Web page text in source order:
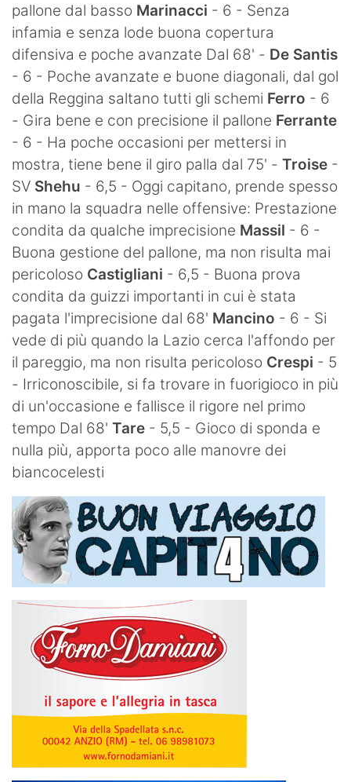
pallone dal basso Marinacci - 6 - Senza
infamia e senza lode buona copertura
difensiva e poche avanzate Dal 68' - De Santis
- 6 - Poche avanzate e buone diagonali, dal gol
della Reggina saltano tutti gli schemi Ferro - 6
- Gira bene e con precisione il pallone Ferrante
- 6 - Ha poche occasioni per mettersi in
mostra, tiene bene il giro palla dal 75' - Troise -
SV Shehu - 6,5 - Oggi capitano, prende spesso
in mano la squadra nelle offensive: Prestazione
condita da qualche imprecisione Massil - 6 -
Buona gestione del pallone, ma non risulta mai
pericoloso Castigliani - 6,5 - Buona prova
condita da guizzi importanti in cui è stata
pagata l'imprecisione dal 68' Mancino - 6 - Si
vede di più quando la Lazio cerca l'affondo per
il pareggio, ma non risulta pericoloso Crespi - 5
- Irriconoscibile, si fa trovare in fuorigioco in più
di un'occasione e fallisce il rigore nel primo
tempo Dal 68' Tare - 5,5 - Gioco di sponda e
nulla più, apporta poco alle manovre dei
biancocelesti